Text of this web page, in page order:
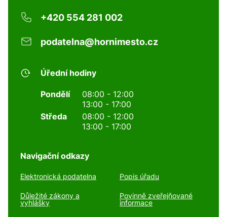
+420 554 281 002
podatelna@hornimesto.cz
Úřední hodiny
Pondělí
08:00 - 12:00
13:00 - 17:00
Středa
08:00 - 12:00
13:00 - 17:00
Navigační odkazy
Elektronická podatelna Popis úřadu
Důležité zákony a
vyhlášky
Povinně zveřejňované
informace